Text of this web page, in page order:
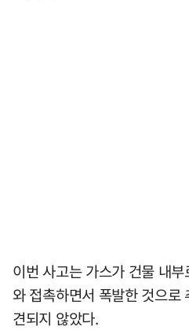
이번 사고는 가스가 건물 내
와 접촉하면서 폭발한 것으로
견되지 않았다.